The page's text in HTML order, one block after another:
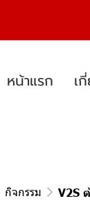
หน้าแรก เ
กิจกรรม V2S